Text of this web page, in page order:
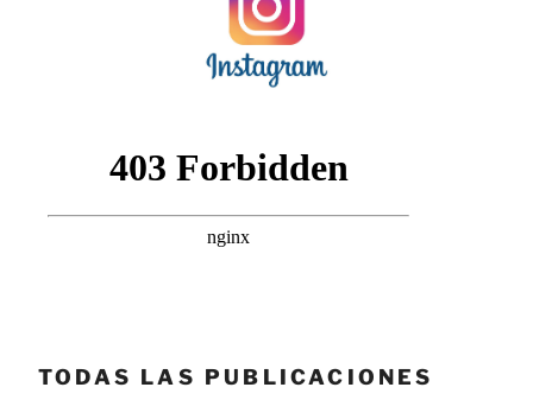
TODAS LAS PUBLICACIONES